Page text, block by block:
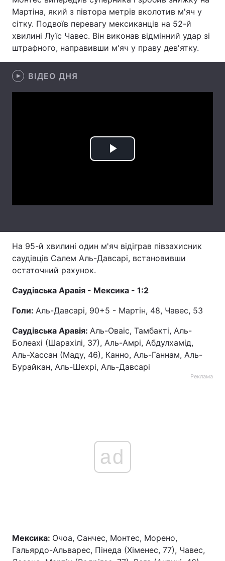
Екологія Регіони
Лонгріди
Відео з Youtube
Тема оформлення
Мартіна, який з півтора метрів вколотив м'яч у
сітку. Подвоїв перевагу мексиканців на 52-й
хвилині Луїс Чавес. Він виконав відмінний удар зі
штрафного, направивши м'яч у праву дев'ятку.
ВІДЕО ДНЯ
Play
На 95-й хвилині один м'яч відіграв півзахисник
саудівців Салем Аль-Давсарі, встановивши
остаточний рахунок.
Саудівська Аравія - Мексика - 1:2
Голи: Аль-Давсарі, 90+5 - Мартін, 48, Чавес, 53
Саудівська Аравія: Аль-Оваіс, Тамбакті, Аль-
Болеахі (Шарахілі, 37), Аль-Амрі, Абдулхамід,
Аль-Хассан (Маду, 46), Канно, Аль-Ганнам, Аль-
Бурайкан, Аль-Шехрі, Аль-Давсарі
Реклама
ad
Мексика: Очоа, Санчес, Монтес, Морено,
Гальярдо-Альварес, Пінеда (Хіменес, 77), Чавес,